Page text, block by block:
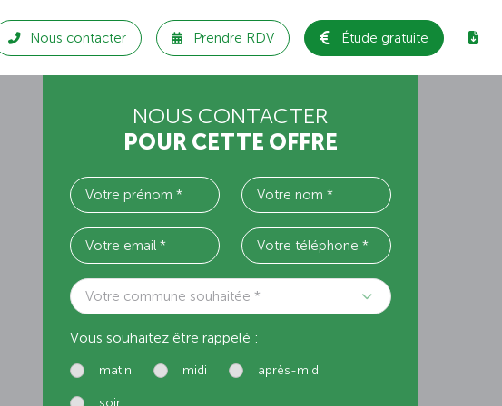
Nous contacter Prendre RDV Étude gratuite
NOUS CONTACTER
POUR CETTE OFFRE
Votre commune souhaitée *
Vous souhaitez être rappelé :
matin midi après-midi